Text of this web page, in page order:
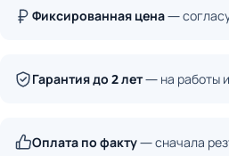
Фиксированная цена—
Гарантия до 2 лет— на работы
Оплата по факту— сначала